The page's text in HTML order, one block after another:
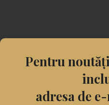
Pentru
adresa de